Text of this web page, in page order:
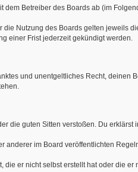
Betreiber des Boards ab (im
Nutzung des Boards gelten jeweils
einer Frist jederzeit gekündigt werden.
und unentgeltliches Recht, deinen
die guten Sitten verstoßen. Du
im Board veröffentlichten
er nicht selbst erstellt hat oder die